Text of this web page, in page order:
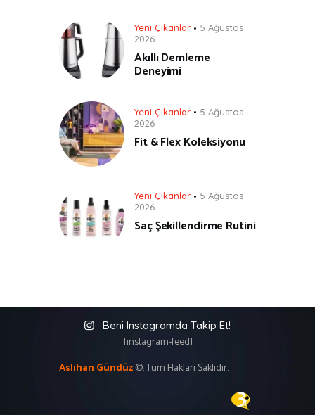
Yeni Çıkanlar
5 Ağustos
2026
Akıllı Demleme
Deneyimi
Yeni Çıkanlar
5 Ağustos
2026
Fit & Flex Koleksiyonu
Yeni Çıkanlar
5 Ağustos
2026
Saç Şekillendirme Rutini
Beni Instagramda Takip Et!
[instagram-feed]
Aslıhan Gündüz©. Tüm Hakları Saklıdır.